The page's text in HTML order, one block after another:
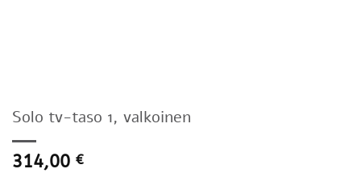
Solo tv-taso 1, valkoinen
314,00 €